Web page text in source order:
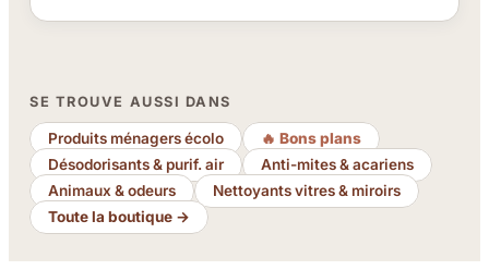
SE TROUVE AUSSI DANS
Produits ménagers écolo
🔥 Bons plans
Désodorisants & purif. air
Anti-mites & acariens
Animaux & odeurs
Nettoyants vitres & miroirs
Toute la boutique →